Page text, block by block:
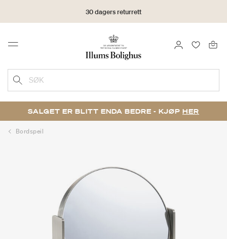
30 dagers returrett
Menu LOGG INN
SØK
SALGET ER BLITT ENDA BEDRE - KJØP HER
Bordspeil